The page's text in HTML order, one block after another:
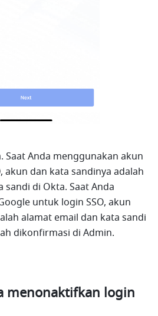
Saat Anda menggunakan akun
akun dan kata sandinya adalah
di Okta. Saat Anda
untuk login SSO, akun
alamat email dan kata sandi
dikonfirmasi di Admin.
menonaktifkan login